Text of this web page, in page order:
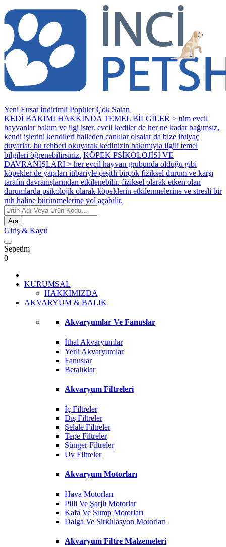
Yeni Fırsat İndirimli PopülerÇok Satan
KEDİ BAKIMI HAKKINDA TEMEL BİLGİLER > tüm evcil
hayvanlar bakım ve ilgi ister. evcil kediler de her ne kadar bağımsız,
kendi işlerini kendileri halleden canlılar olsalar da bize ihtiyaç
duyarlar. bu rehberi okuyarak kedinizin bakımıyla ilgili temel
bilgileri öğrenebilirsiniz. KÖPEK PSİKOLOJİSİ VE
DAVRANIŞLARI > her evcil hayvan grubunda olduğu gibi
köpekler de yapıları itibariyle çeşitli birçok fiziksel durum ve karşı
tarafın davranışlarından etkilenebilir. fiziksel olarak etken olan
durumlarda psikolojik olarak köpeklerin etkilenmelerine ve stresli bir
ruh haline bürünmelerine yol açabilir.
Ara
Giriş & Kayıt
Sepetim
0
KURUMSAL
HAKKIMIZDA
AKVARYUM & BALIK
Akvaryumlar Ve Fanuslar
İthal Akvaryumlar
Yerli Akvaryumlar
Fanuslar
Betalıklar
Akvaryum Filtreleri
İç Filtreler
Dış Filtreler
Şelale Filtreler
Tepe Filtreler
Sünger Filtreler
Uv Filtreler
Akvaryum Motorları
Hava Motorları
Pilli Ve Şarjlı Motorlar
Kafa Ve Sump Motorları
Dalga Ve Sirkülasyon Motorları
Akvaryum Filtre Malzemeleri